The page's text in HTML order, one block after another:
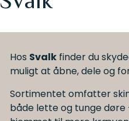
Hos Svalkfinder du
muligt at åbne, dele og
Sortimentet omfatter
både lette og tunge døre